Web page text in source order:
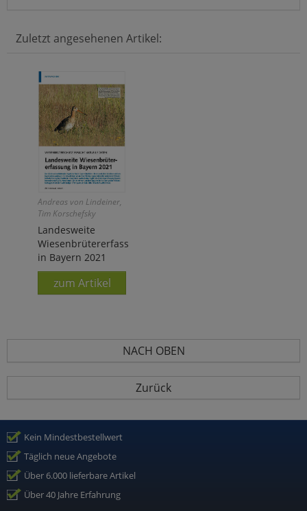
Zuletzt angesehenen Artikel:
Andreas von Lindeiner,
Tim Korschefsky
Landesweite
Wiesenbrütererfassung
in Bayern 2021
zum Artikel
NACH OBEN
Zurück
Kein Mindestbestellwert
Täglich neue Angebote
Über 6.000 lieferbare Artikel
Über 40 Jahre Erfahrung